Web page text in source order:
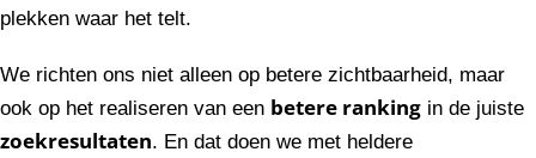
plekken waar het telt.
We richten ons niet alleen op betere zichtbaarheid, maar
ook op het realiseren van een betere ranking in de juiste
zoekresultaten. En dat doen we met heldere